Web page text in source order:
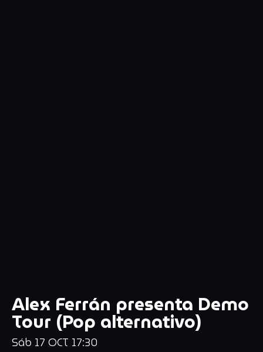
Alex Ferrán presenta Demo
Tour (Pop alternativo)
Sáb 17 OCT 17:30